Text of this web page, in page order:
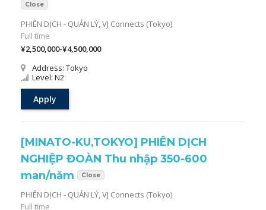
Close
PHIÊN DỊCH - QUẢN LÝ,VJ Connects (Tokyo)
Full time
¥2,500,000-¥4,500,000
Address: Tokyo
Level: N2
Apply
[MINATO-KU,TOKYO] PHIÊN DỊCH
NGHIỆP ĐOÀN Thu nhập 350-600
man/năm
Close
PHIÊN DỊCH - QUẢN LÝ,VJ Connects (Tokyo)
Full time